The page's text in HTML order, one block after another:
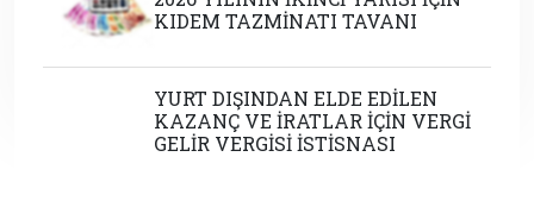
KIDEM TAZMİNATI TAVANI
YURT DIŞINDAN ELDE EDİLEN
KAZANÇ VE İRATLAR İÇİN VERGİ
GELİR VERGİSİ İSTİSNASI